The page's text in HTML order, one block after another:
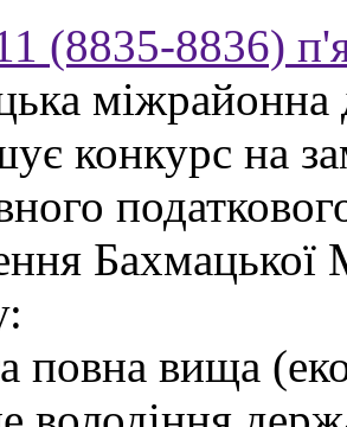
(8835-8836)
міжрайонна
конкурс на
повна вища